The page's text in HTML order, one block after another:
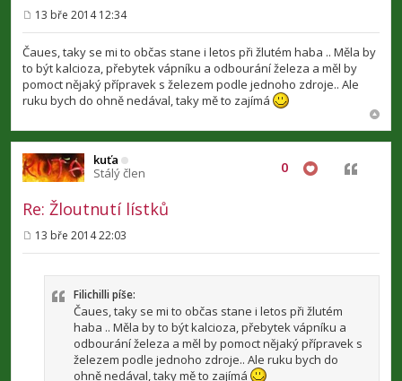
ř
í
s
p
ě
v
13 bře 2014 12:34
Čaues, taky se mi to občas stane i letos při žlutém haba .. Měla by
to být kalcioza, přebytek vápníku a odbourání železa a měl by
pomoct nějaký přípravek s železem podle jednoho zdroje.. Ale
ruku bych do ohně nedával, taky mě to zajímá
kuťa
Stálý člen
Re: Žloutnutí lístků
0 Citovat
ř
13 bře 2014 22:03
Filichilli píše:
Čaues, taky se mi to občas stane i letos při žlutém
haba .. Měla by to být kalcioza, přebytek vápníku a
odbourání železa a měl by pomoct nějaký přípravek s
železem podle jednoho zdroje.. Ale ruku bych do
ohně nedával, taky mě to zajímá